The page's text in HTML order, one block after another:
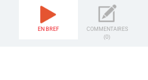
EN BREF
COMMENTAIRES
(0)